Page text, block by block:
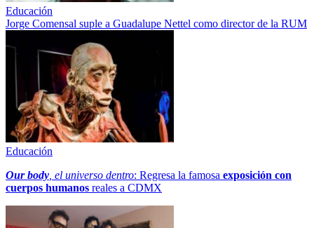
Educación
Jorge Comensal suple a Guadalupe Nettel como director de la RUM
Educación
Our body , el universo dentro: Regresa la famosa exposición con
cuerpos humanos reales a CDMX